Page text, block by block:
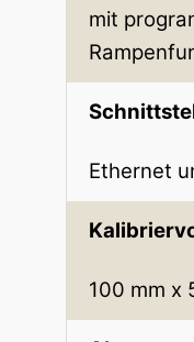
mit
Ethernet
100 mm x